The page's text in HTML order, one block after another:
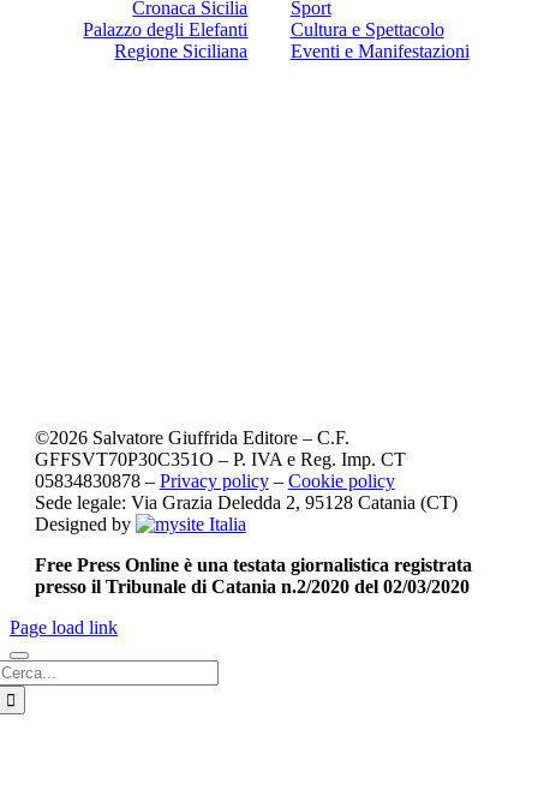
Cronaca Sicilia
Palazzo degli Elefanti
Regione Siciliana
Sport
Cultura e Spettacolo
Eventi e Manifestazioni
©2026Salvatore Giuffrida Editore – C.F.
GFFSVT70P30C351O – P. IVA e Reg. Imp. CT
05834830878 – Privacy policy– Cookie policy
Sede legale: Via Grazia Deledda 2, 95128 Catania (CT)
Designed by
Free Press Online è una testata giornalistica registrata
presso il Tribunale di Catania n.2/2020 del 02/03/2020
Page load link